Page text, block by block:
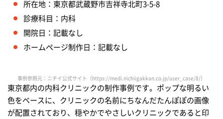
所在地：東京都武蔵野市吉祥寺北町3-5-8
診療科目：内科
開院日：記載なし
ホームページ制作日：記載なし
事例参照元：ニチイ公式サイト（https://medi.nichiigakkan.co.jp/user_case/8/）
東京都内の内科クリニックの制作事例です。ポップな明るい
色をベースに、クリニックの名前にちなんだたんぽぽの画像
が配置されており、穏やかでやさしいクリニックであると印